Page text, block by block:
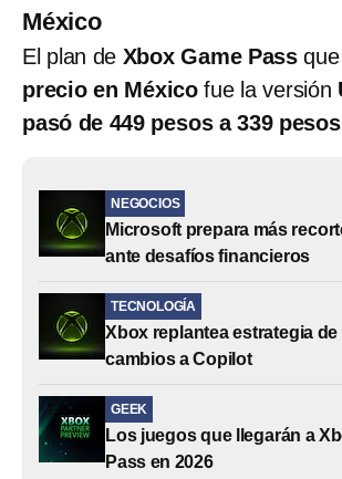
México
El plan de Xbox Game Pass que
precio en México fue la versión
pasó de 449 pesos a 339 pesos
NEGOCIOS
Microsoft prepara más
ante desafíos financieros
TECNOLOGÍA
Xbox replantea estrategia de
cambios a Copilot
GEEK
Los juegos que llegarán a
Pass en 2026